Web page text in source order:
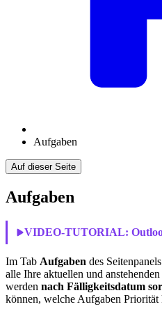
Aufgaben
Auf dieser Seite
Aufgaben
VIDEO-TUTORIAL:
Im Tab Aufgaben des
alle Ihre aktuellen und
werden nach Fälligkeitsdatum
können, welche Aufgaben Priorität